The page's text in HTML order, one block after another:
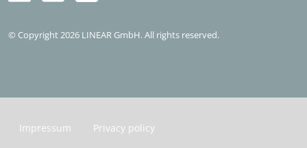
© Copyright 2026 LINEAR GmbH. All rights reserved.
Impressum Privacy policy